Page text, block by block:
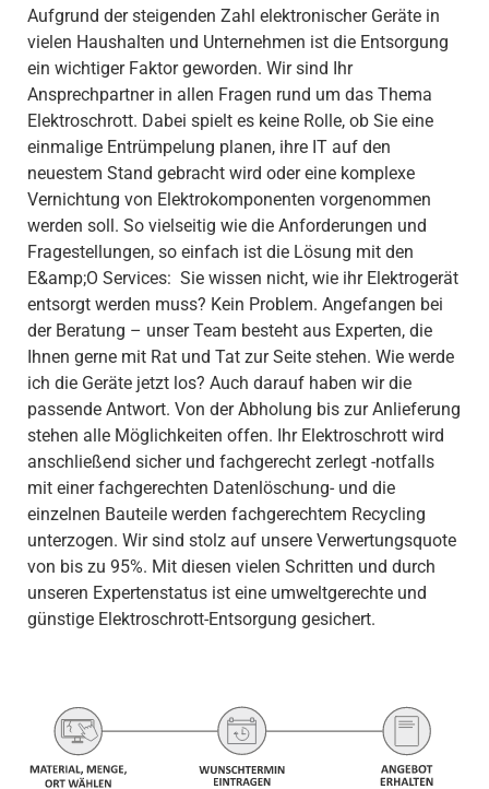
Aufgrund der steigenden Zahl elektronischer Geräte in
vielen Haushalten und Unternehmen ist die Entsorgung
ein wichtiger Faktor geworden. Wir sind Ihr
Ansprechpartner in allen Fragen rund um das Thema
Elektroschrott. Dabei spielt es keine Rolle, ob Sie eine
einmalige Entrümpelung planen, ihre IT auf den
neuestem Stand gebracht wird oder eine komplexe
Vernichtung von Elektrokomponenten vorgenommen
werden soll. So vielseitig wie die Anforderungen und
Fragestellungen, so einfach ist die Lösung mit den
E&amp;O Services: Sie wissen nicht, wie ihr Elektrogerät
entsorgt werden muss? Kein Problem. Angefangen bei
der Beratung – unser Team besteht aus Experten, die
Ihnen gerne mit Rat und Tat zur Seite stehen. Wie werde
ich die Geräte jetzt los? Auch darauf haben wir die
passende Antwort. Von der Abholung bis zur Anlieferung
stehen alle Möglichkeiten offen. Ihr Elektroschrott wird
anschließend sicher und fachgerecht zerlegt -notfalls
mit einer fachgerechten Datenlöschung- und die
einzelnen Bauteile werden fachgerechtem Recycling
unterzogen. Wir sind stolz auf unsere Verwertungsquote
von bis zu 95%. Mit diesen vielen Schritten und durch
unseren Expertenstatus ist eine umweltgerechte und
günstige Elektroschrott-Entsorgung gesichert.